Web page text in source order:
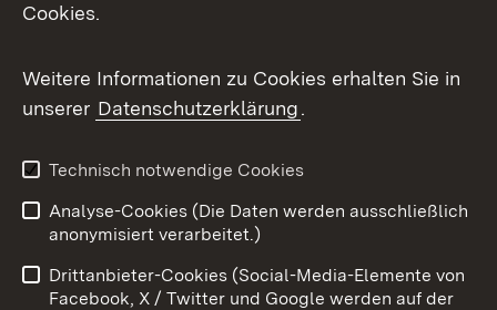
Messenger
Social Wall
X / Twitter
Youtube
Benutzungshinweise
Barrierefreiheit
Cookies.
Weitere Informationen zu Cookies erhalten Sie in
unserer Datenschutzerklärung.
Technisch notwendige Cookies
Analyse-Cookies (Die Daten werden ausschließlich
anonymisiert verarbeitet.)
Drittanbieter-Cookies (Social-Media-Elemente von
Facebook, X / Twitter und Google werden auf der